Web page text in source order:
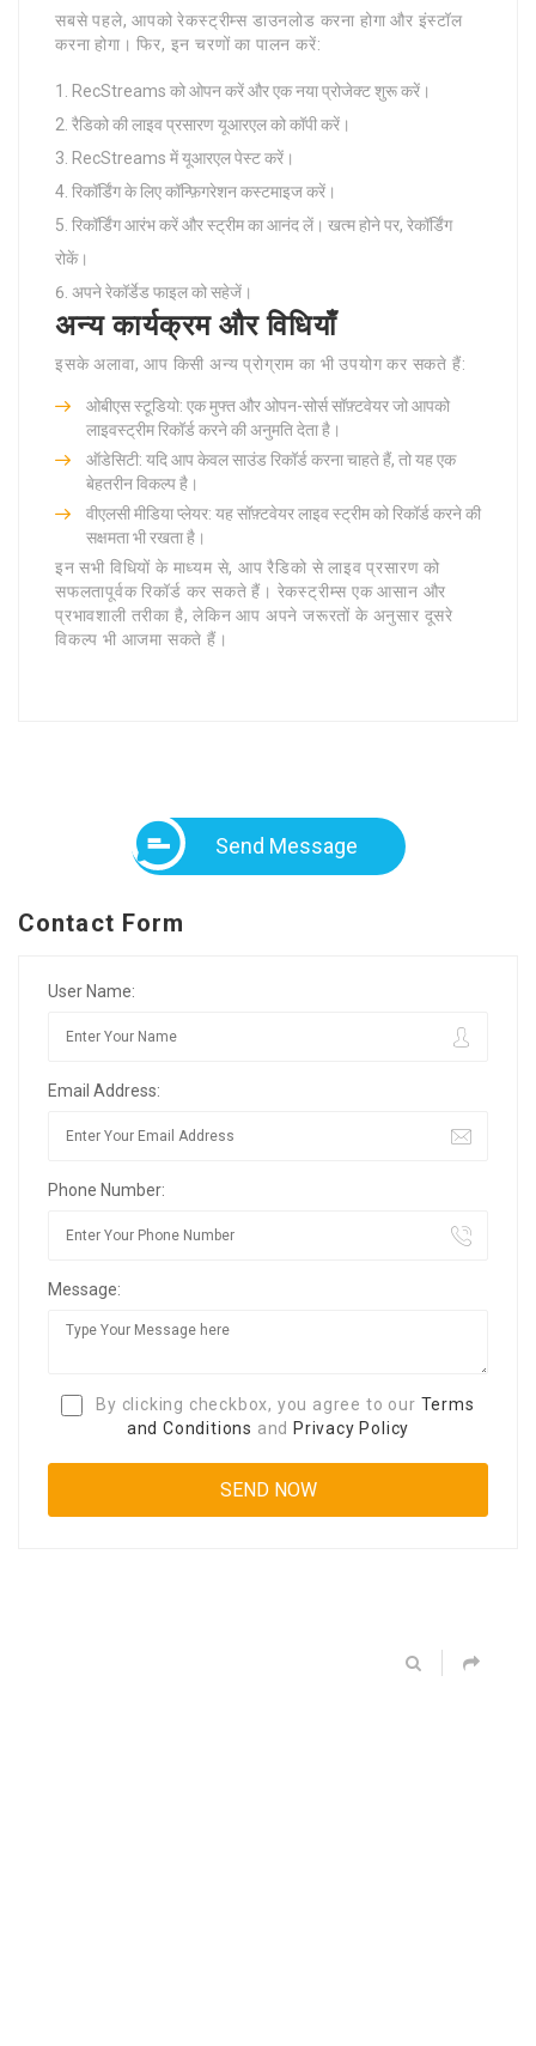
सबसे पहले, आपको रेकस्ट्रीम्स डाउनलोड करना होगा और इंस्टॉल
करना होगा। फिर, इन चरणों का पालन करें:
RecStreams को ओपन करें और एक नया प्रोजेक्ट शुरू करें।
रैडिको की लाइव प्रसारण यूआरएल को कॉपी करें।
RecStreams में यूआरएल पेस्ट करें।
रिकॉर्डिंग के लिए कॉन्फ़िगरेशन कस्टमाइज करें।
रिकॉर्डिंग आरंभ करें और स्ट्रीम का आनंद लें। खत्म होने पर, रेकॉर्डिंग
रोकें।
अपने रेकॉर्डेड फाइल को सहेजें।
अन्य कार्यक्रम और विधियाँ
इसके अलावा, आप किसी अन्य प्रोग्राम का भी उपयोग कर सकते हैं:
ओबीएस स्टूडियो: एक मुफ्त और ओपन-सोर्स सॉफ़्टवेयर जो आपको
लाइवस्ट्रीम रिकॉर्ड करने की अनुमति देता है।
ऑडेसिटी: यदि आप केवल साउंड रिकॉर्ड करना चाहते हैं, तो यह एक
बेहतरीन विकल्प है।
वीएलसी मीडिया प्लेयर: यह सॉफ़्टवेयर लाइव स्ट्रीम को रिकॉर्ड करने की
सक्षमता भी रखता है।
इन सभी विधियों के माध्यम से, आप रैडिको से लाइव प्रसारण को
सफलतापूर्वक रिकॉर्ड कर सकते हैं। रेकस्ट्रीम्स एक आसान और
प्रभावशाली तरीका है, लेकिन आप अपने जरूरतों के अनुसार दूसरे
विकल्प भी आजमा सकते हैं।
Send Message
Contact Form
User Name:
Email Address:
Phone Number:
Message:
By clicking checkbox, you agree to our Terms
and Conditions and Privacy Policy